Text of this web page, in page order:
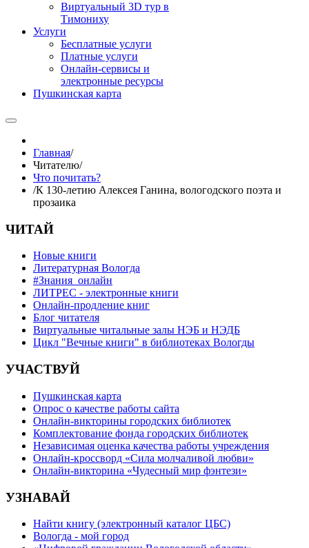
Виртуальный 3D тур в
Тимониху
Услуги
Бесплатные услуги
Платные услуги
Онлайн-сервисы и
электронные ресурсы
Пушкинская карта
Главная/
Читателю/
Что почитать?
/К 130-летию Алексея Ганина, вологодского поэта и
прозаика
ЧИТАЙ
Новые книги
Литературная Вологда
#Знания_онлайн
ЛИТРЕС - электронные книги
Онлайн-продление книг
Блог читателя
Виртуальные читальные залы НЭБ и НЭДБ
Цикл "Вечные книги" в библиотеках Вологды
УЧАСТВУЙ
Пушкинская карта
Опрос о качестве работы сайта
Онлайн-викторины городских библиотек
Комплектование фонда городских библиотек
Независимая оценка качества работы учреждения
Онлайн-кроссворд «Сила молчаливой любви»
Онлайн-викторина «Чудесный мир фэнтези»
УЗНАВАЙ
Найти книгу (электронный каталог ЦБС)
Вологда - мой город